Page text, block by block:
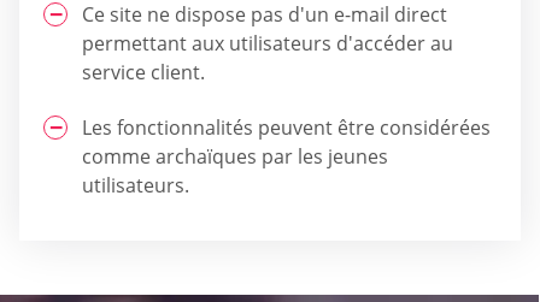
Ce site ne dispose pas d'un e-mail direct
permettant aux utilisateurs d'accéder au
service client.
Les fonctionnalités peuvent être considérées
comme archaïques par les jeunes
utilisateurs.